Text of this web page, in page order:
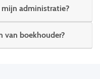
administratie?
van boekhouder?